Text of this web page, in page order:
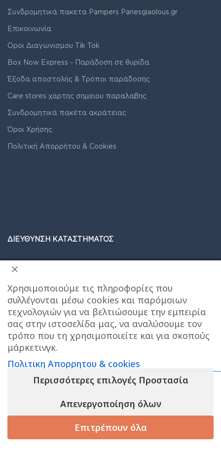
Συνδρομητικά πακετα Pampers Panesgiaolous.gr
Επικοινωνία
Οροι Διαγωνισμου Tik Tok
Box Now Express - Παράδοση σε θυρίδα
Έξοδα αποστολής & Τρόποι παράδοσης
Care stores χαρτης σημειου παραλαβης
Συνδρομητικά πακέτα ακράτειας
Όροι Χρήσης
Πολιτική Απορρήτου & Cookies
ΔΙΕΥΘΥΝΣΗ ΚΑΤΑΣΤΗΜΑΤΟΣ
Care stores Χολαργού: 17ης Νοεμβρίου 20, Χολαργός ,
ΚΕΝΤΡΙΚΕΣ ΑΠΟΘΗΚΕΣ ΠΑΙΑΝΙΑΤηλεφωνο
επικοινωνίας αποθήκης : 6976890700
Τηλεφωνο εξυπηρετησης πελατων e-shop : 2106540303
Ωράριο εξυπηρέτησης : 09:00-17:00
Χρησιμοποιούμε τις πληροφορίες που
συλλέγονται μέσω cookies και παρόμοιων
τεχνολογιών για να βελτιώσουμε την εμπειρία
σας στην ιστοσελίδα μας, να αναλύσουμε τον
τρόπο που τη χρησιμοποιείτε και για σκοπούς
μάρκετινγκ.
Πολιτικη Απορρητου & cookies
Περισσότερες επιλογές Προστασία
Απενεργοποίηση όλων
Επιτρέπουν όλα